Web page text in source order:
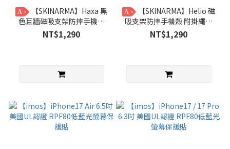
A
色巨牆磁吸支架防摔手機殼
iPhone 17 Pro / 17 ProMax
NT$1,290
A
吸支架防摔手機殼 附掛繩環
iPhone 17 Pro / 17 ProMax
NT$1,290